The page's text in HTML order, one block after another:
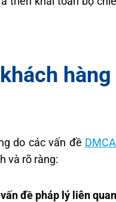
do các vấn đề DMCA
và rõ ràng:
đề pháp lý liên